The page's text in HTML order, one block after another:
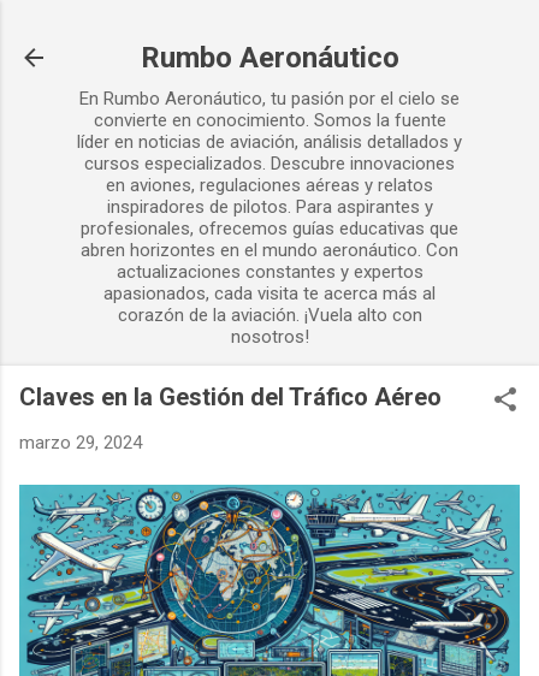
Rumbo Aeronáutico
En Rumbo Aeronáutico, tu pasión por el cielo se
convierte en conocimiento. Somos la fuente
líder en noticias de aviación, análisis detallados y
cursos especializados. Descubre innovaciones
en aviones, regulaciones aéreas y relatos
inspiradores de pilotos. Para aspirantes y
profesionales, ofrecemos guías educativas que
abren horizontes en el mundo aeronáutico. Con
actualizaciones constantes y expertos
apasionados, cada visita te acerca más al
corazón de la aviación. ¡Vuela alto con
nosotros!
Claves en la Gestión del Tráfico Aéreo
marzo 29, 2024